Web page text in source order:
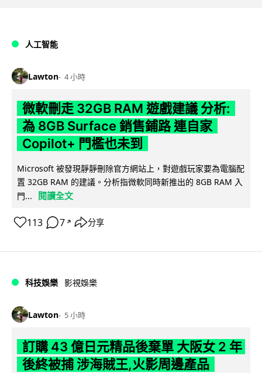
人工智能
Lawton 4 小時
微軟刪走 32GB RAM 遊戲建議 分析:
為 8GB Surface 銷售鋪路 連自家
Copilot+ 門檻也未到
Microsoft 被發現靜靜刪除官方網站上，對遊戲玩家要為電腦配
置 32GB RAM 的建議。分析指微軟同時新推出的 8GB RAM 入
門...
閱讀全文
113 7 ↗ 分享
科技娛樂 影視娛樂
Lawton 5 小時
訂購 43 億日元精品後棄單 大阪女 2 年
後終被捕 涉海賊王,火影周邊產品